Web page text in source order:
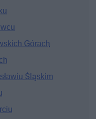
Górach
Śląskim